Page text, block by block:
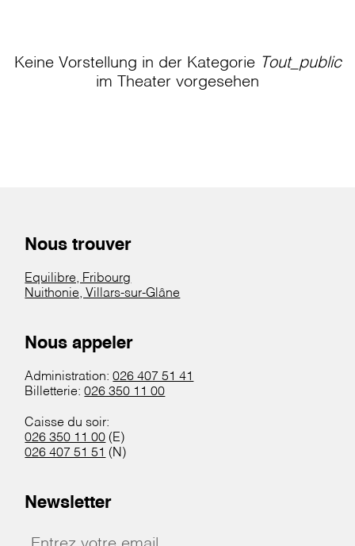
Keine Vorstellung in der Kategorie Tout_public
im Theater vorgesehen
Nous trouver
Equilibre, Fribourg
Nuithonie, Villars-sur-Glâne
Nous appeler
Administration:026 407 51 41
Billetterie:026 350 11 00
Caisse du soir:
026 350 11 00 (E)
026 407 51 51 (N)
Newsletter